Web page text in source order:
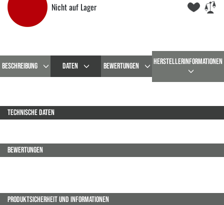
Nicht auf Lager
BESCHREIBUNG DATEN BEWERTUNGEN HERSTELLERINFORMATIONEN
TECHNISCHE DATEN
BEWERTUNGEN
PRODUKTSICHERHEIT UND INFORMATIONEN